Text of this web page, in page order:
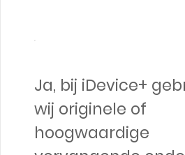
Ja, bij iDevice+
wij originele of
hoogwaardige